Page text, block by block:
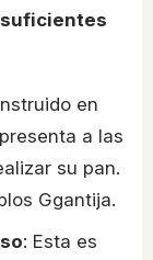
en
a las
su pan.
Ggantija.
: Esta es